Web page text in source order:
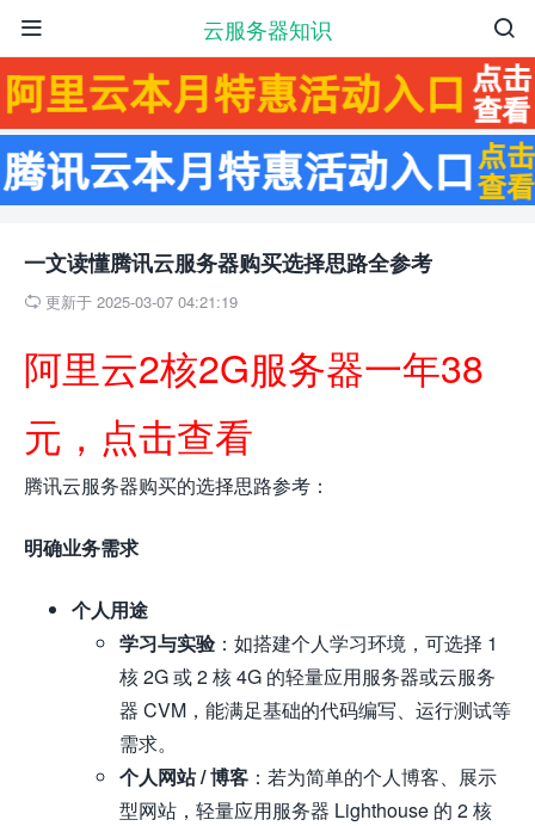
云服务器知识 

一文读懂腾讯云服务器购买选择思路全参考
 更新于 2025-03-07 04:21:19
阿里云2核2G服务器一年38
元，点击查看
腾讯云服务器购买的选择思路参考：
明确业务需求
个人用途
学习与实验：如搭建个人学习环境，可选择 1
核 2G 或 2 核 4G 的轻量应用服务器或云服务
器 CVM，能满足基础的代码编写、运行测试等
需求。
个人网站 / 博客 ：若为简单的个人博客、展示
型网站，轻量应用服务器 Lighthouse 的 2 核